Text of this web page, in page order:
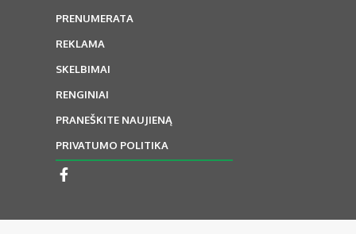
PRENUMERATA
REKLAMA
SKELBIMAI
RENGINIAI
PRANEŠKITE NAUJIENĄ
PRIVATUMO POLITIKA